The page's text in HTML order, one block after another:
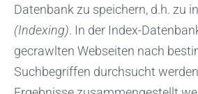
Datenbank zu speichern, d.h. zu
(Indexing). In der Index-
gecrawlten Webseiten nach
Suchbegriffen durchsucht